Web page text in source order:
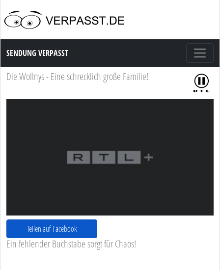
Sendung Verpasst
SENDUNG VERPASST
Die Wollnys - Eine schrecklich große Familie!
Teilen auf Facebook
Ein fehlender Buchstabe sorgt für Chaos!